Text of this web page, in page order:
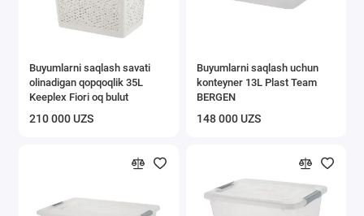
Buyumlarni saqlash savati
olinadigan qopqoqlik 35L
Keeplex Fiori oq bulut
210 000 UZS
Buyumlarni saqlash uchun
konteyner 13L Plast Team
BERGEN
148 000 UZS